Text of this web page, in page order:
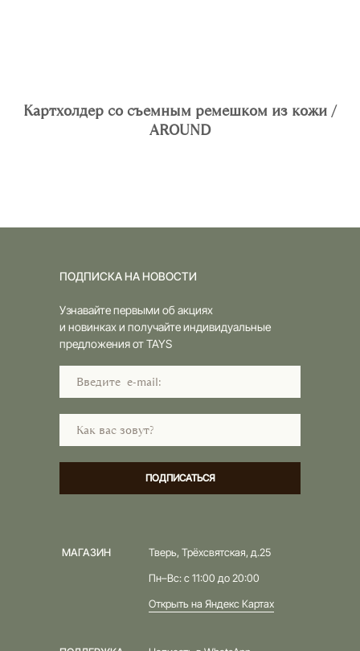
Картхолдер со съемным ремешком из кожи /
AROUND
Тверь, Трёхсвятская, д.25
Пн–Вс: с 11:00 до 20:00
Открыть на Яндекс Картах
МАГАЗИН
Узнавайте первыми об акциях
и новинках и получайте индивидуальные
предложения от TAYS
ПОДПИСАТЬСЯ
ПОДПИСКА НА НОВОСТИ